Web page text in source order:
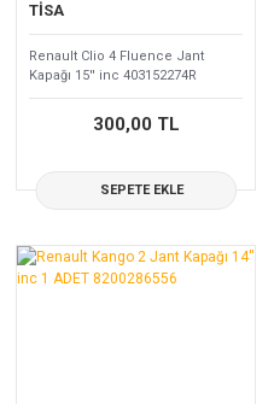
TİSA
Renault Clio 4 Fluence Jant
Kapağı 15'' inc 403152274R
300,00 TL
SEPETE EKLE